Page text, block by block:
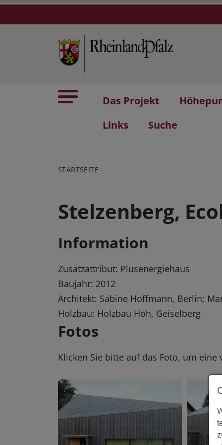
Das Projekt
Links
Suche
STARTSEITE
Stelzenberg,
Information
Zusatzattribut: Plusenergiehaus
Baujahr: 2012
Architekt: Sabine Hoffmann, Berlin;
Holzbau: Holzbau Höh, Geiselberg
Fotos
Klicken Sie bitte auf das Foto, um